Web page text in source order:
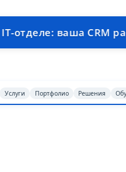
CRM работает
Услуги Портфолио Решения